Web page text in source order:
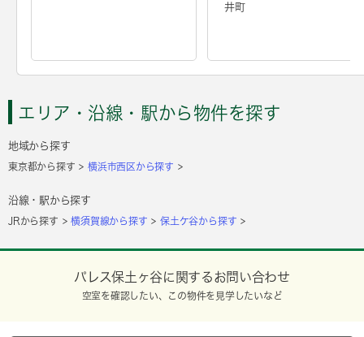
井町
エリア・沿線・駅から物件を探す
地域から探す
東京都から探す 横浜市西区から探す
沿線・駅から探す
JRから探す 横須賀線から探す 保土ケ谷から探す
パレス保土ヶ谷に関するお問い合わせ
空室を確認したい、この物件を見学したいなど